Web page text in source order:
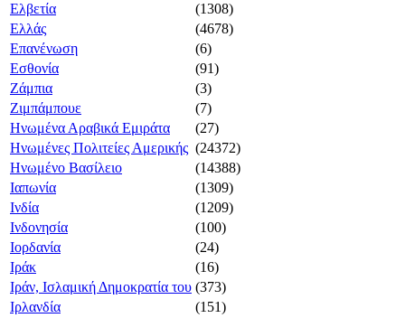
Ελβετία
(1308)
Ελλάς
(4678)
Επανένωση
(6)
Εσθονία
(91)
Ζάμπια
(3)
Ζιμπάμπουε
(7)
Ηνωμένα Αραβικά Εμιράτα
(27)
Ηνωμένες Πολιτείες Αμερικής (24372)
Ηνωμένο Βασίλειο
(14388)
Ιαπωνία
(1309)
Ινδία
(1209)
Ινδονησία
(100)
Ιορδανία
(24)
Ιράκ
(16)
Ιράν, Ισλαμική Δημοκρατία του (373)
Ιρλανδία
(151)